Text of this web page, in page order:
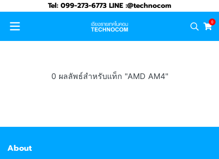
Tel: 099-273-6773 LINE :@technocom
0
0 ผลลัพธ์สำหรับแท็ก "AMD AM4"
About